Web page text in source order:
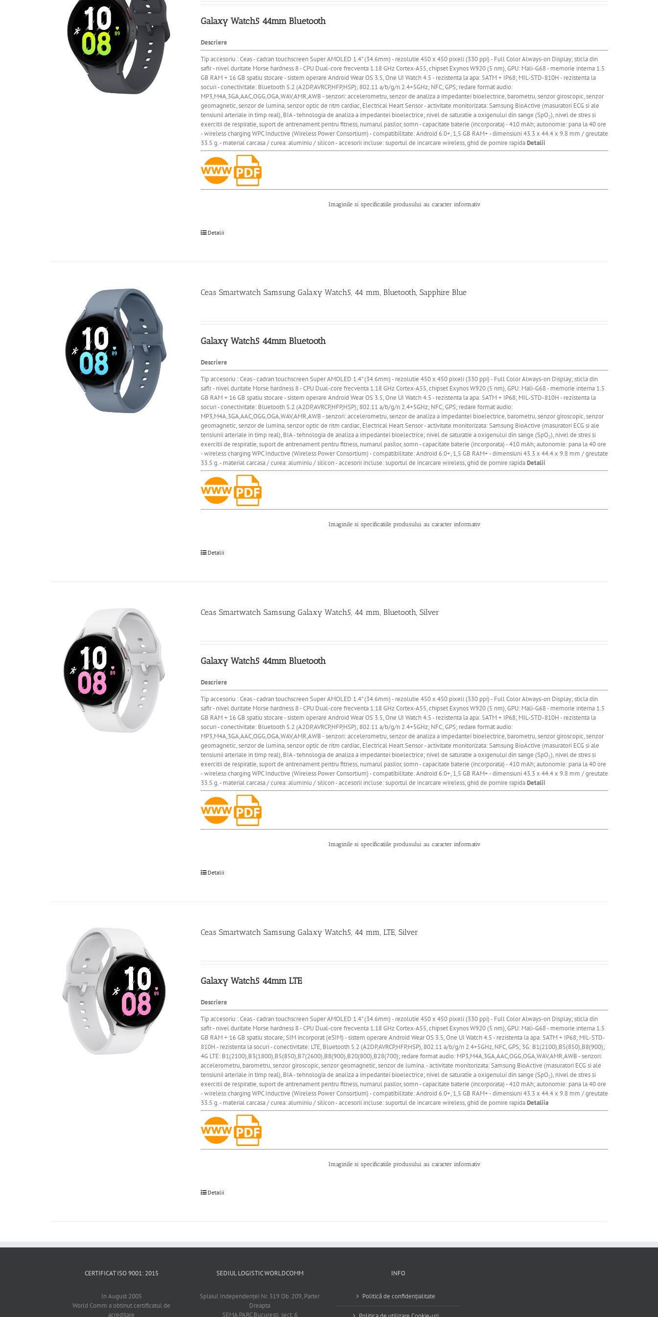
Galaxy Watch5 44mm Bluetooth
Descriere
Tip accesoriu : Ceas - cadran touchscreen Super AMOLED 1.4" (34.6mm) - rezolutie 450 x 450 pixeli (330 ppi) - Full Color Always-on Display; sticla din
safir - nivel duritate Morse hardness 8 - CPU Dual-core frecventa 1.18 GHz Cortex-A55, chipset Exynos W920 (5 nm), GPU: Mali-G68 - memorie interna 1.5
GB RAM + 16 GB spatiu stocare - sistem operare Android Wear OS 3.5, One UI Watch 4.5 - rezistenta la apa: 5ATM + IP68; MIL-STD-810H - rezistenta la
socuri - conectivitate: Bluetooth 5.2 (A2DP,AVRCP,HFP,HSP); 802.11 a/b/g/n 2.4+5GHz; NFC; GPS; redare format audio:
MP3,M4A,3GA,AAC,OGG,OGA,WAV,AMR,AWB - senzori: accelerometru, senzor de analiza a impedantei bioelectrice, barometru, senzor giroscopic, senzor
geomagnetic, senzor de lumina, senzor optic de ritm cardiac, Electrical Heart Sensor - activitate monitorizata: Samsung BioActive (masuratori ECG si ale
tensiunii arteriale in timp real), BIA - tehnologia de analiza a impedantei bioelectrice; nivel de saturatie a oxigenului din sange (SpO₂), nivel de stres si
exercitii de respiratie, suport de antrenament pentru fitness, numarul pasilor, somn - capacitate baterie (incorporata) - 410 mAh; autonomie: pana la 40 ore
- wireless charging WPC Inductive (Wireless Power Consortium) - compatibilitate: Android 6.0+, 1,5 GB RAM+ - dimensiuni 43.3 x 44.4 x 9.8 mm / greutate
33.5 g. - material carcasa / curea: aluminiu / silicon - accesorii incluse: suportul de incarcare wireless, ghid de pornire rapidaDetalii
Imaginile si specificatiile produsului au caracter informativ
Detalii
Ceas Smartwatch Samsung Galaxy Watch5, 44 mm, Bluetooth, Sapphire Blue
Galaxy Watch5 44mm Bluetooth
Descriere
Tip accesoriu : Ceas - cadran touchscreen Super AMOLED 1.4" (34.6mm) - rezolutie 450 x 450 pixeli (330 ppi) - Full Color Always-on Display; sticla din
safir - nivel duritate Morse hardness 8 - CPU Dual-core frecventa 1.18 GHz Cortex-A55, chipset Exynos W920 (5 nm), GPU: Mali-G68 - memorie interna 1.5
GB RAM + 16 GB spatiu stocare - sistem operare Android Wear OS 3.5, One UI Watch 4.5 - rezistenta la apa: 5ATM + IP68; MIL-STD-810H - rezistenta la
socuri - conectivitate: Bluetooth 5.2 (A2DP,AVRCP,HFP,HSP); 802.11 a/b/g/n 2.4+5GHz; NFC; GPS; redare format audio:
MP3,M4A,3GA,AAC,OGG,OGA,WAV,AMR,AWB - senzori: accelerometru, senzor de analiza a impedantei bioelectrice, barometru, senzor giroscopic, senzor
geomagnetic, senzor de lumina, senzor optic de ritm cardiac, Electrical Heart Sensor - activitate monitorizata: Samsung BioActive (masuratori ECG si ale
tensiunii arteriale in timp real), BIA - tehnologia de analiza a impedantei bioelectrice; nivel de saturatie a oxigenului din sange (SpO₂), nivel de stres si
exercitii de respiratie, suport de antrenament pentru fitness, numarul pasilor, somn - capacitate baterie (incorporata) - 410 mAh; autonomie: pana la 40 ore
- wireless charging WPC Inductive (Wireless Power Consortium) - compatibilitate: Android 6.0+, 1,5 GB RAM+ - dimensiuni 43.3 x 44.4 x 9.8 mm / greutate
33.5 g. - material carcasa / curea: aluminiu / silicon - accesorii incluse: suportul de incarcare wireless, ghid de pornire rapidaDetalii
Imaginile si specificatiile produsului au caracter informativ
Detalii
Ceas Smartwatch Samsung Galaxy Watch5, 44 mm, Bluetooth, Silver
Galaxy Watch5 44mm Bluetooth
Descriere
Tip accesoriu : Ceas - cadran touchscreen Super AMOLED 1.4" (34.6mm) - rezolutie 450 x 450 pixeli (330 ppi) - Full Color Always-on Display; sticla din
safir - nivel duritate Morse hardness 8 - CPU Dual-core frecventa 1.18 GHz Cortex-A55, chipset Exynos W920 (5 nm), GPU: Mali-G68 - memorie interna 1.5
GB RAM + 16 GB spatiu stocare - sistem operare Android Wear OS 3.5, One UI Watch 4.5 - rezistenta la apa: 5ATM + IP68; MIL-STD-810H - rezistenta la
socuri - conectivitate: Bluetooth 5.2 (A2DP,AVRCP,HFP,HSP); 802.11 a/b/g/n 2.4+5GHz; NFC; GPS; redare format audio:
MP3,M4A,3GA,AAC,OGG,OGA,WAV,AMR,AWB - senzori: accelerometru, senzor de analiza a impedantei bioelectrice, barometru, senzor giroscopic, senzor
geomagnetic, senzor de lumina, senzor optic de ritm cardiac, Electrical Heart Sensor - activitate monitorizata: Samsung BioActive (masuratori ECG si ale
tensiunii arteriale in timp real), BIA - tehnologia de analiza a impedantei bioelectrice; nivel de saturatie a oxigenului din sange (SpO₂), nivel de stres si
exercitii de respiratie, suport de antrenament pentru fitness, numarul pasilor, somn - capacitate baterie (incorporata) - 410 mAh; autonomie: pana la 40 ore
- wireless charging WPC Inductive (Wireless Power Consortium) - compatibilitate: Android 6.0+, 1,5 GB RAM+ - dimensiuni 43.3 x 44.4 x 9.8 mm / greutate
33.5 g. - material carcasa / curea: aluminiu / silicon - accesorii incluse: suportul de incarcare wireless, ghid de pornire rapidaDetalii
Imaginile si specificatiile produsului au caracter informativ
Detalii
Ceas Smartwatch Samsung Galaxy Watch5, 44 mm, LTE, Silver
Galaxy Watch5 44mm LTE
Descriere
Tip accesoriu : Ceas - cadran touchscreen Super AMOLED 1.4" (34.6mm) - rezolutie 450 x 450 pixeli (330 ppi) - Full Color Always-on Display; sticla din
safir - nivel duritate Morse hardness 8 - CPU Dual-core frecventa 1.18 GHz Cortex-A55, chipset Exynos W920 (5 nm), GPU: Mali-G68 - memorie interna 1.5
GB RAM + 16 GB spatiu stocare; SIM incorporat (eSIM) - sistem operare Android Wear OS 3.5, One UI Watch 4.5 - rezistenta la apa: 5ATM + IP68; MIL-STD-
810H - rezistenta la socuri - conectivitate: LTE, Bluetooth 5.2 (A2DP,AVRCP,HFP,HSP), 802.11 a/b/g/n 2.4+5GHz, NFC, GPS; 3G: B1(2100),B5(850),B8(900);
4G LTE: B1(2100),B3(1800),B5(850),B7(2600),B8(900),B20(800),B28(700); redare format audio: MP3,M4A,3GA,AAC,OGG,OGA,WAV,AMR,AWB - senzori:
accelerometru, barometru, senzor giroscopic, senzor geomagnetic, senzor de lumina. - activitate monitorizata: Samsung BioActive (masuratori ECG si ale
tensiunii arteriale in timp real), BIA - tehnologia de analiza a impedantei bioelectrice; nivel de saturatie a oxigenului din sange (SpO₂), nivel de stres si
exercitii de respiratie, suport de antrenament pentru fitness, numarul pasilor, somn - capacitate baterie (incorporata) - 410 mAh; autonomie: pana la 40 ore
- wireless charging WPC Inductive (Wireless Power Consortium) - compatibilitate: Android 6.0+, 1,5 GB RAM+ - dimensiuni 43.3 x 44.4 x 9.8 mm / greutate
33.5 g. - material carcasa / curea: aluminiu / silicon - accesorii incluse: suportul de incarcare wireless, ghid de pornire rapidaDetaliia
Imaginile si specificatiile produsului au caracter informativ
Detalii
CERTIFICAT ISO 9001: 2015
In August 2005
World Comm a obtinut certificatul de
acreditare
SEDIUL LOGISTIC WORLDCOMM
Splaiul Independenţei Nr. 319 Ob. 209, Parter
Dreapta
SEMA PARC Bucureşti, sect. 6
INFO
Politică de confidențialitate